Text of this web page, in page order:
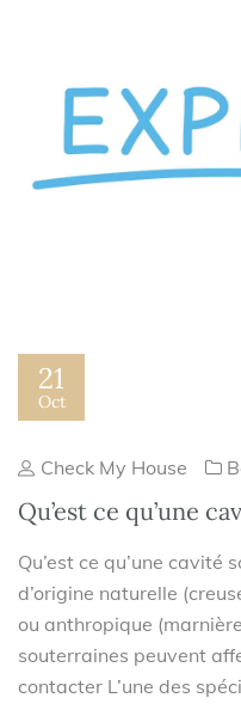
21
Oct
Check My House
Qu’est ce qu’une
Qu’est ce qu’une cavité
d’origine naturelle
ou anthropique
souterraines peuvent
contacter L’une des